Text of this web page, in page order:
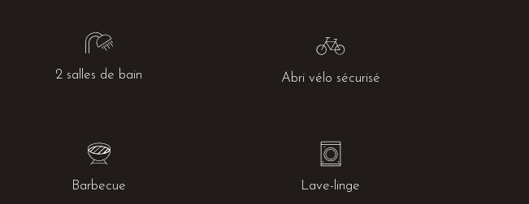
2 salles de bain Abri vélo sécurisé
Barbecue Lave-linge